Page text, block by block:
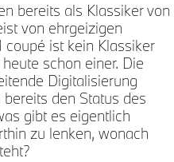
bereits als Klassiker von
von ehrgeizigen
ist kein Klassiker
schon einer. Die
Digitalisierung
den Status des
gibt es eigentlich
zu lenken, wonach